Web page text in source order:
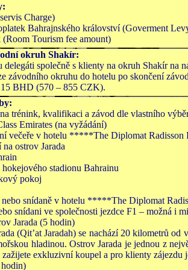
Charge)
Bahrajnského království (Goverment
Tourism fee amount)
okruh Shakír:
delegáti společně s klienty na okruh Shakír na
závodního okruhu do hotelu po skončení
BHD (570 – 855 CZK).
trénink, kvalifikaci a závod dle vlastního
Emirates (na vyžádání)
večeře v hotelu *****The Diplomat Radisson
ostrov Jarada
hokejového stadionu Bahrainu
pokoj
snídaně v hotelu *****The Diplomat
snídani ve společnosti jezdce F1 – možná i
Jarada (5 hodin)
(Qit’at Jaradah) se nachází 20 kilometrů
hladinou. Ostrov Jarada je jednou z
exkluzivní koupel a pro klienty zájezdu